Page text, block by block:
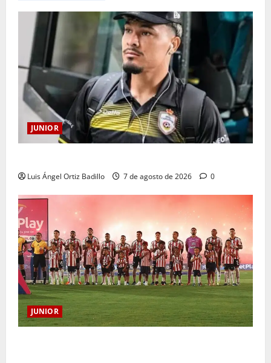
JUNIOR
Luis Ángel Ortiz Badillo 7 de agosto de 2026 0
JUNIOR